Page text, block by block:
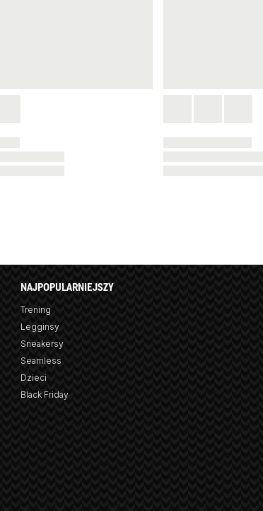
NAJPOPULARNIEJSZY
Trening
Legginsy
Sneakersy
Seamless
Dzieci
Black Friday